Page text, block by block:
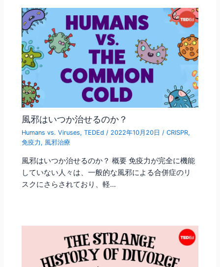
風邪はいつか治せるのか？
Humans vs. Viruses,TEDEd / 2022年10月20日/CRISPR,
免疫力 , 風邪治療
風邪はいつか治せるのか？ 概要 免疫力が完全に機能
していない人々は、一般的な風邪による合併症のリ
スクにさらされており、軽…